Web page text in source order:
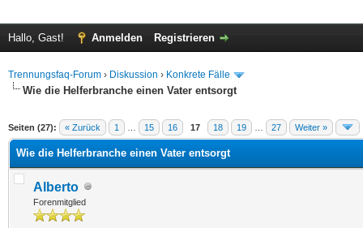
Hallo, Gast! Anmelden Registrieren
Trennungsfaq-Forum › Diskussion › Konkrete Fälle
Wie die Helferbranche einen Vater entsorgt
Seiten (27): « Zurück 1 15 16 17 18 19 27 Weiter »
Durchschnitt
Wie die Helferbranche einen Vater entsorgt
Alberto
Forenmitglied